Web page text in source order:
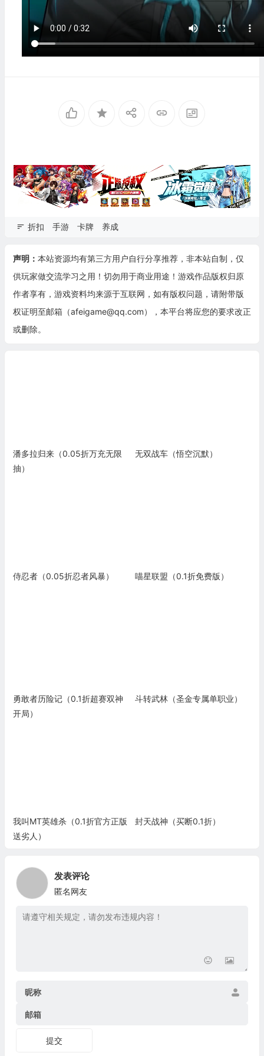
折扣 手游 卡牌 养成
声明： 本站资源均有第三方用户自行分享推荐，非本站自制，仅
供玩家做交流学习之用！切勿用于商业用途！游戏作品版权归原
作者享有，游戏资料均来源于互联网，如有版权问题，请附带版
权证明至邮箱（afeigame@qq.com），本平台将应您的要求改正
或删除。
潘多拉归来（0.05折万充无限
抽）
无双战车（悟空沉默）
侍忍者（0.05折忍者风暴） 喵星联盟（0.1折免费版）
勇敢者历险记（0.1折超赛双神
开局）
斗转武林（圣金专属单职业）
我叫MT英雄杀（0.1折官方正版
送劣人）
封天战神（买断0.1折）
发表评论
匿名网友
昵称
邮箱
提交